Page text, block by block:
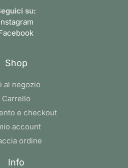
su:
Shop
al negozio
Carrello
e checkout
account
ordine
Info